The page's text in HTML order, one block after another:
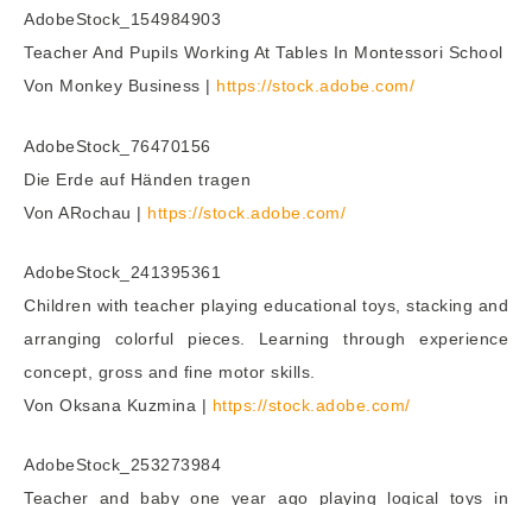
AdobeStock_154984903
Teacher And Pupils Working At Tables In Montessori School
Von Monkey Business | https://stock.adobe.com/
AdobeStock_76470156
Die Erde auf Händen tragen
Von ARochau | https://stock.adobe.com/
AdobeStock_241395361
Children with teacher playing educational toys, stacking and
arranging colorful pieces. Learning through experience
concept, gross and fine motor skills.
Von Oksana Kuzmina | https://stock.adobe.com/
AdobeStock_253273984
Teacher and baby one year ago playing logical toys in